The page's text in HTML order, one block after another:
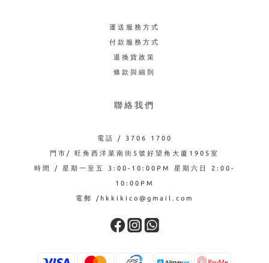
運送服務方式
付款服務方式
退換貨政策
條款與細則
聯絡我們
電話 / 3706 1700
門市/ 旺角西洋菜南街5號好望角大廈1905室
時間 / 星期一至五 3:00-10:00PM 星期六日 2:00-
10:00PM
電郵 /hkkikico@gmail.com